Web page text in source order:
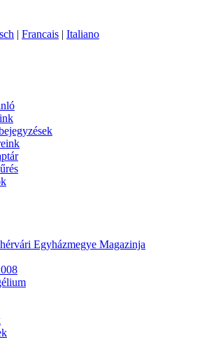
| Francais | Italiano
Egyházmegye Magazinja